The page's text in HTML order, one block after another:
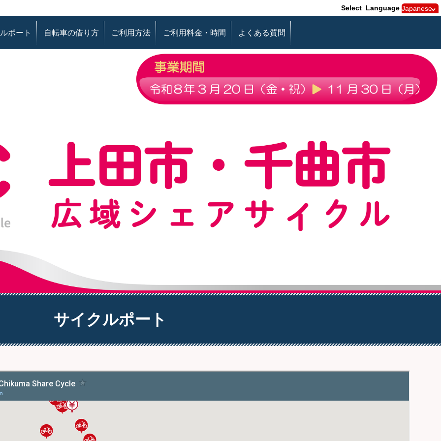
Select Language
ポート 自転車の借り方 ご利用方法 ご利用料金・時間 よくある質問
サイクルポート